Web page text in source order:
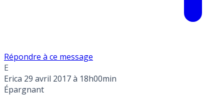
Répondre à ce message
E
Erica 29 avril 2017 à 18h00min
Épargnant